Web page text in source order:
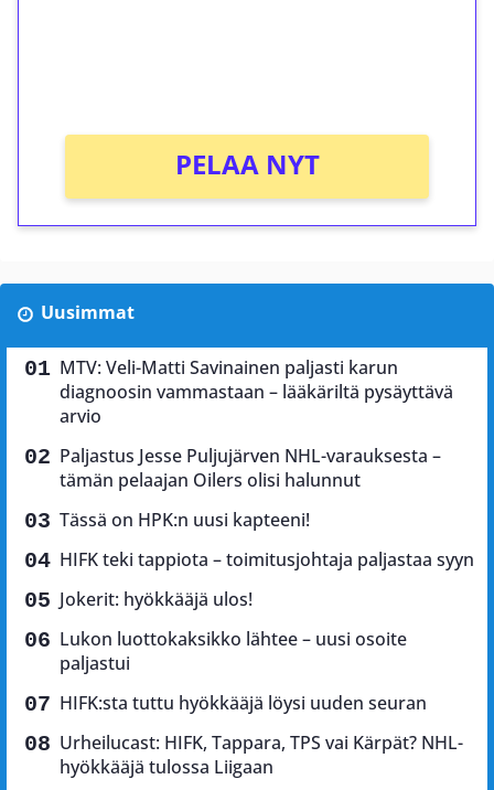
PELAA NYT
Uusimmat
MTV: Veli-Matti Savinainen paljasti karun
diagnoosin vammastaan – lääkäriltä pysäyttävä
arvio
Paljastus Jesse Puljujärven NHL-varauksesta –
tämän pelaajan Oilers olisi halunnut
Tässä on HPK:n uusi kapteeni!
HIFK teki tappiota – toimitusjohtaja paljastaa syyn
Jokerit: hyökkääjä ulos!
Lukon luottokaksikko lähtee – uusi osoite
paljastui
HIFK:sta tuttu hyökkääjä löysi uuden seuran
Urheilucast: HIFK, Tappara, TPS vai Kärpät? NHL-
hyökkääjä tulossa Liigaan